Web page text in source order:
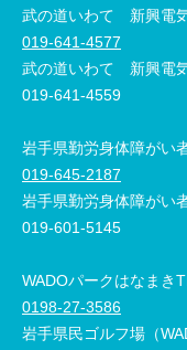
武の道いわて 新興電
019-641-4577
武の道いわて 新興電
019-641-4559
岩手県勤労身体障がい
019-645-2187
岩手県勤労身体障がい
019-601-5145
WADOパークはなまき
0198-27-3586
岩手県民ゴルフ場（